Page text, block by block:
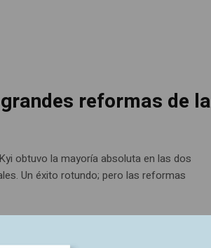
reformas de la
obtuvo la mayoría absoluta en las dos
Un éxito rotundo; pero las reformas